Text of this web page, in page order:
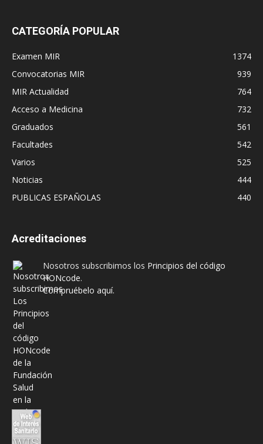
CATEGORÍA POPULAR
Examen MIR
1374
Convocatorias MIR
939
MIR Actualidad
764
Acceso a Medicina
732
Graduados
561
Facultades
542
Varios
525
Noticias
444
PUBLICAS ESPAÑOLAS
440
Acreditaciones
Nosotros subscribimos los Principios del código
HONcode.
Compruébelo aquí.